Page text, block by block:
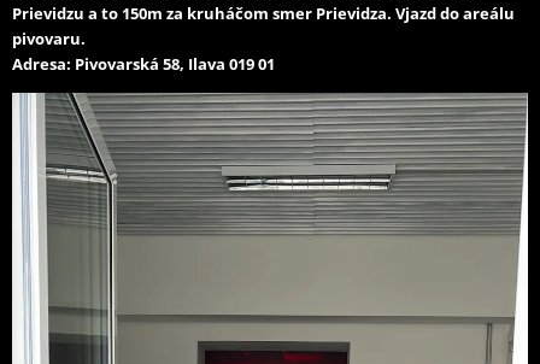
Prievidzu a to 150m za kruháčom smer Prievidza. Vjazd do areálu
pivovaru.
Adresa: Pivovarská 58, Ilava 019 01